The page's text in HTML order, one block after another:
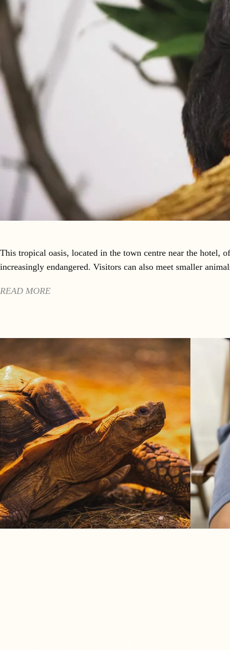
This tropical oasis, located in the town centre near the hotel,
increasingly endangered. Visitors can also meet smaller
READ MORE